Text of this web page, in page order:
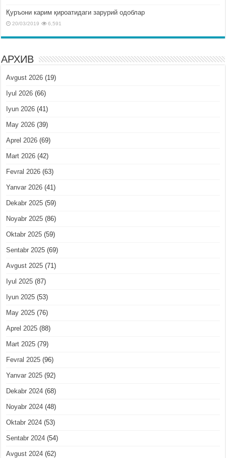
Қуръони карим қироатидаги зарурий одоблар
20/03/2019 6,591
АРХИВ
Avgust 2026 (19)
Iyul 2026 (66)
Iyun 2026 (41)
May 2026 (39)
Aprel 2026 (69)
Mart 2026 (42)
Fevral 2026 (63)
Yanvar 2026 (41)
Dekabr 2025 (59)
Noyabr 2025 (86)
Oktabr 2025 (59)
Sentabr 2025 (69)
Avgust 2025 (71)
Iyul 2025 (87)
Iyun 2025 (53)
May 2025 (76)
Aprel 2025 (88)
Mart 2025 (79)
Fevral 2025 (96)
Yanvar 2025 (92)
Dekabr 2024 (68)
Noyabr 2024 (48)
Oktabr 2024 (53)
Sentabr 2024 (54)
Avgust 2024 (62)